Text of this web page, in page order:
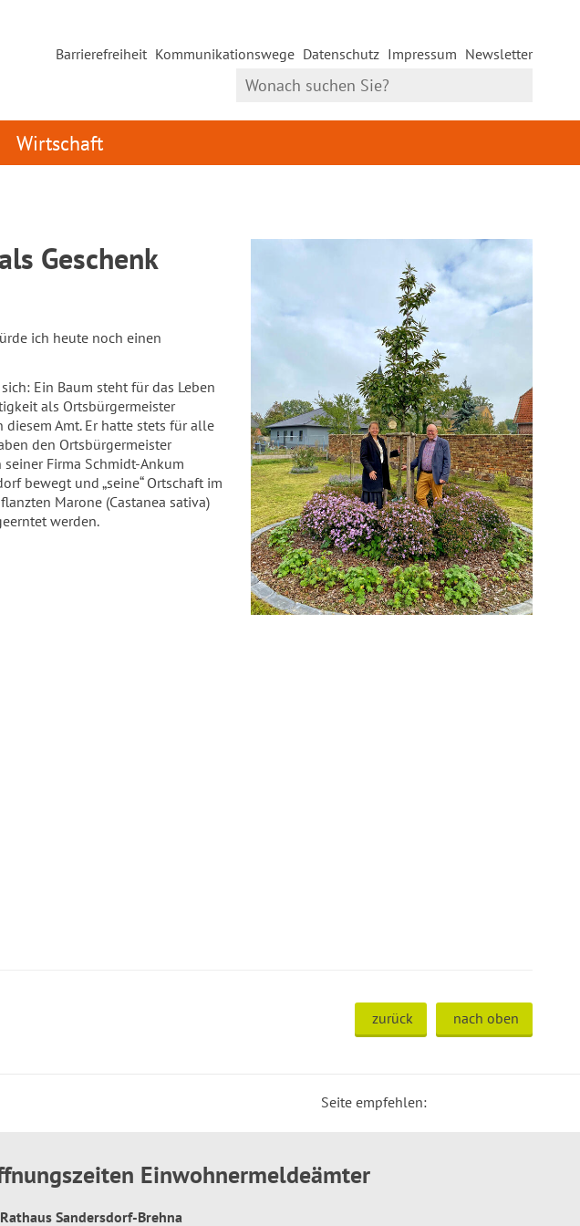
Barrierefreiheit Kommunikationswege Datenschutz Impressum Newsletter
Wirtschaft
Geschenk
ich heute noch einen
Ein Baum steht für das Leben
als Ortsbürgermeister
Amt. Er hatte stets für alle
den Ortsbürgermeister
Firma Schmidt-Ankum
bewegt und „seine“ Ortschaft im
Marone (Castanea sativa)
werden.
zurück nach oben
Seite empfehlen:
Einwohnermeldeämter
Sandersdorf-Brehna